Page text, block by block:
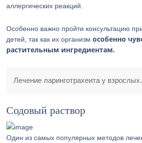
аллергических реакций.
Особенно важно пройти консультацию
детей, так как их организмособенно
растительным ингредиентам.
Лечение ларинготрахеита у взрослых.
Содовый раствор
Один из самых популярных методов